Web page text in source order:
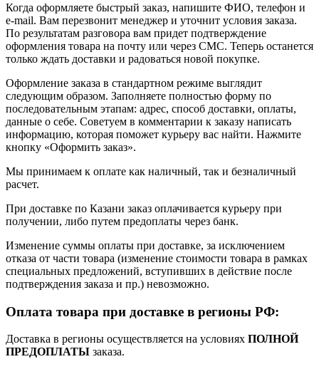
Когда оформляете быстрый заказ, напишите ФИО, телефон и
e-mail. Вам перезвонит менеджер и уточнит условия заказа.
По результатам разговора вам придет подтверждение
оформления товара на почту или через СМС. Теперь останется
только ждать доставки и радоваться новой покупке.
Оформление заказа в стандартном режиме выглядит
следующим образом. Заполняете полностью форму по
последовательным этапам: адрес, способ доставки, оплаты,
данные о себе. Советуем в комментарии к заказу написать
информацию, которая поможет курьеру вас найти. Нажмите
кнопку «Оформить заказ».
Мы принимаем к оплате как наличный, так и безналичный
расчет.
При доставке по Казани заказ оплачивается курьеру при
получении, либо путем предоплаты через банк.
Изменение суммы оплаты при доставке, за исключением
отказа от части товара (изменение стоимости товара в рамках
специальных предложений, вступивших в действие после
подтверждения заказа и пр.) невозможно.
Оплата товара при доставке в регионы РФ:
Доставка в регионы осуществляется на условиях ПОЛНОЙ
ПРЕДОПЛАТЫ заказа.